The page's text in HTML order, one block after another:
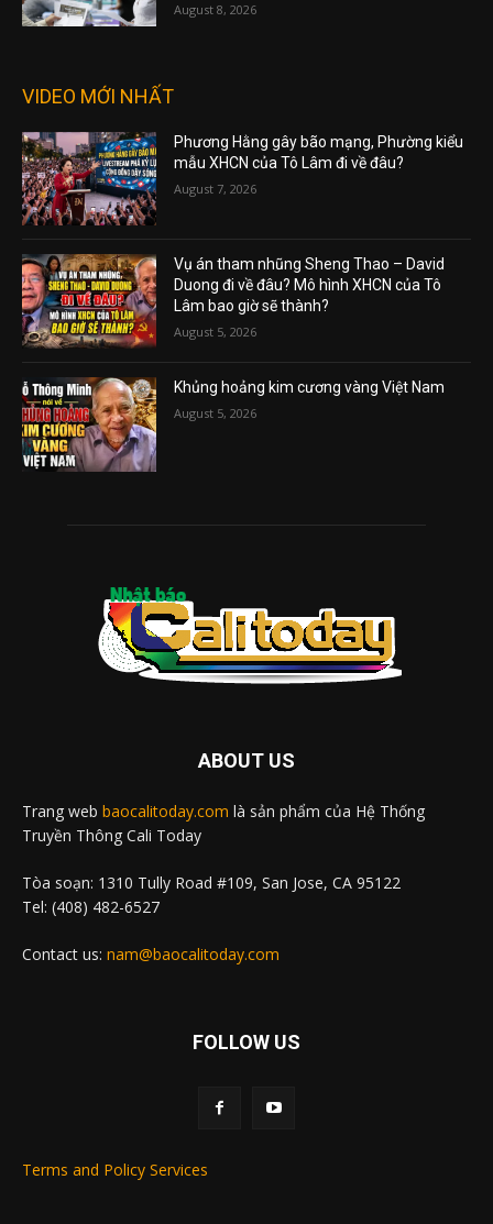
August 8, 2026
VIDEO MỚI NHẤT
Phương Hằng gây bão mạng, Phường kiểu
mẫu XHCN của Tô Lâm đi về đâu?
August 7, 2026
Vụ án tham nhũng Sheng Thao – David
Duong đi về đâu? Mô hình XHCN của Tô
Lâm bao giờ sẽ thành?
August 5, 2026
Khủng hoảng kim cương vàng Việt Nam
August 5, 2026
ABOUT US
Trang web baocalitoday.com là sản phẩm của Hệ Thống
Truyền Thông Cali Today
Tòa soạn: 1310 Tully Road #109, San Jose, CA 95122
Tel: (408) 482-6527
Contact us: nam@baocalitoday.com
FOLLOW US
Terms and Policy Services